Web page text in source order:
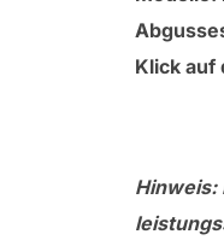
Klick auf
Hinweis: